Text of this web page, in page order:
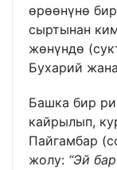
өрөөнүнө
сыртынан
жөнүндө
Бухарий
Башка бир
кайрылып,
Пайгамбар
жолу: “Эй